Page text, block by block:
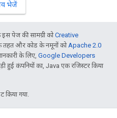
भेजें
पेज की सामग्री कोCreative
तहत और कोड के नमूनों कोApache 2.0
के लिए, Google Developers
कंपनियों का, Java एक रजिस्टर किया
किया गया.